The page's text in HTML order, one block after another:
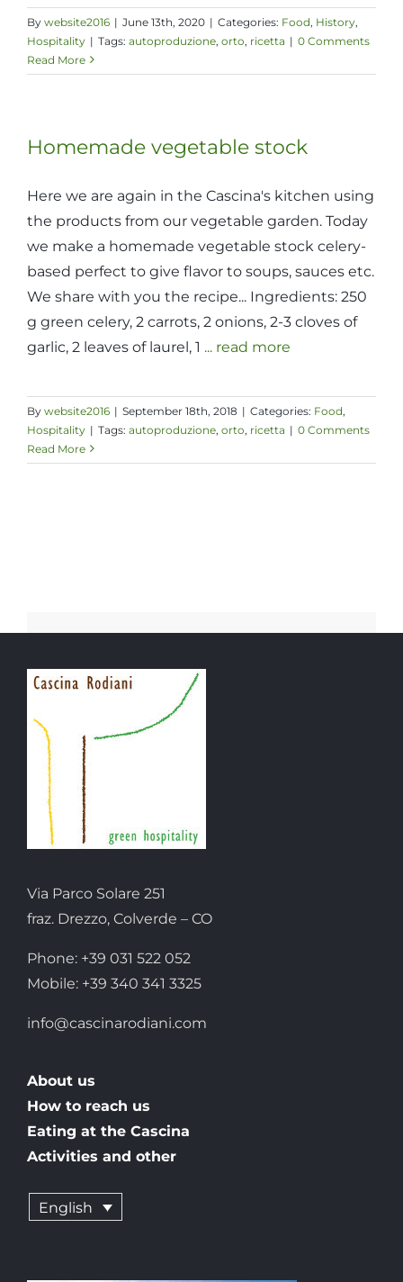
By website2016 | June 13th, 2020 | Categories: Food, History,
Hospitality | Tags: autoproduzione, orto, ricetta | 0 Comments
Read More
Homemade vegetable stock
Here we are again in the Cascina's kitchen using
the products from our vegetable garden. Today
we make a homemade vegetable stock celery-
based perfect to give flavor to soups, sauces etc.
We share with you the recipe... Ingredients: 250
g green celery, 2 carrots, 2 onions, 2-3 cloves of
garlic, 2 leaves of laurel, 1 ... read more
By website2016 | September 18th, 2018 | Categories: Food,
Hospitality | Tags: autoproduzione, orto, ricetta | 0 Comments
Read More
Via Parco Solare 251
fraz. Drezzo, Colverde – CO
Phone: +39 031 522 052
Mobile: +39 340 341 3325
info@cascinarodiani.com
About us
How to reach us
Eating at the Cascina
Activities and other
English